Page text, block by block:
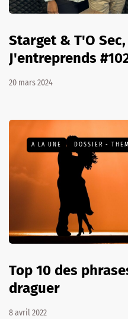
Starget & T'O
J'entreprends
20 mars 2024
A LA UNE DOSSIER -
Top 10 des
draguer
8 avril 2022